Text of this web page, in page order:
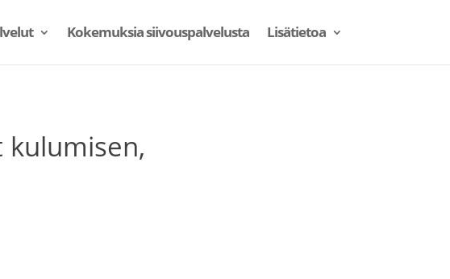
Kokemuksia siivouspalvelusta Lisätietoa
kulumisen,